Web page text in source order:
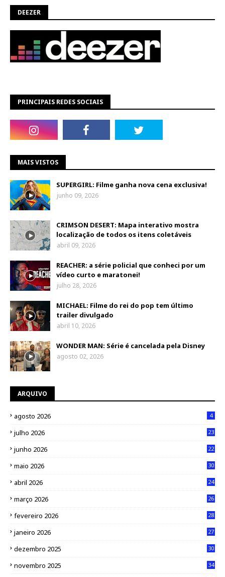
DEEZER
PRINCIPAIS REDES SOCIAIS
MAIS VISTOS
SUPERGIRL: Filme ganha nova cena exclusiva!
junho 09, 2026
CRIMSON DESERT: Mapa interativo mostra
localização de todos os itens coletáveis
abril 09, 2026
REACHER: a série policial que conheci por um
vídeo curto e maratonei!
julho 28, 2026
MICHAEL: Filme do rei do pop tem último
trailer divulgado
abril 10, 2026
WONDER MAN: Série é cancelada pela Disney
agosto 02, 2026
ARQUIVO
agosto 2026 4
julho 2026 23
junho 2026 22
maio 2026 30
abril 2026 24
março 2026 26
fevereiro 2026 28
janeiro 2026 27
dezembro 2025 30
novembro 2025 34